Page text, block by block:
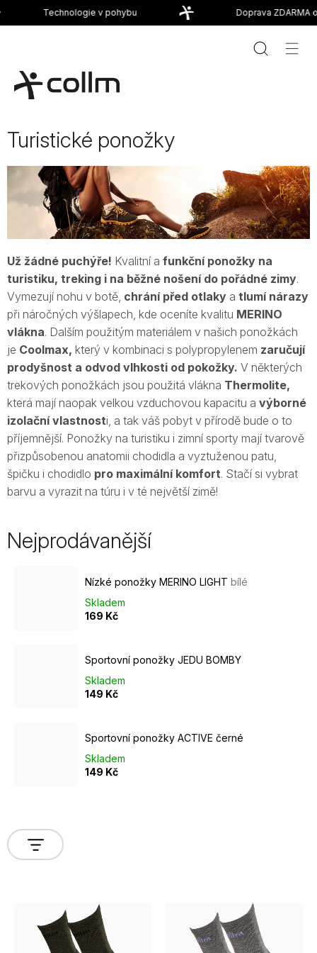
Technologie v pohybu Doprava ZDARMA
Turistické ponožky
Už žádné puchýře! Kvalitní a funkční ponožky na
turistiku, treking i na běžné nošení do pořádné zimy.
Vymezují nohu v botě, chrání před otlaky a tlumí nárazy
při náročných výšlapech, kde oceníte kvalitu MERINO
vlákna. Dalším použitým materiálem v našich ponožkách
je Coolmax, který v kombinaci s polypropylenem zaručují
prodyšnost a odvod vlhkosti od pokožky. V některých
trekových ponožkách jsou použitá vlákna Thermolite,
která mají naopak velkou vzduchovou kapacitu a výborné
izolační vlastnosti, a tak váš pobyt v přírodě bude o to
příjemnější. Ponožky na turistiku i zimní sporty mají tvarově
přizpůsobenou anatomii chodidla a vyztuženou patu,
špičku i chodidlo pro maximální komfort. Stačí si vybrat
barvu a vyrazit na túru i v té největší zimě!
Nejprodávanější
Nízké ponožky MERINO LIGHT bílé
Skladem
169 Kč
Sportovní ponožky JEDU BOMBY
Skladem
149 Kč
Sportovní ponožky ACTIVE černé
Skladem
149 Kč